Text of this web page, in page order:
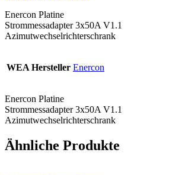
Enercon Platine
Strommessadapter 3x50A V1.1
Azimutwechselrichterschrank
WEA Hersteller Enercon
Enercon Platine
Strommessadapter 3x50A V1.1
Azimutwechselrichterschrank
Ähnliche Produkte